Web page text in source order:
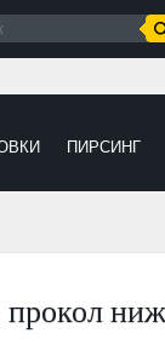
ПИРСИНГ
прокол